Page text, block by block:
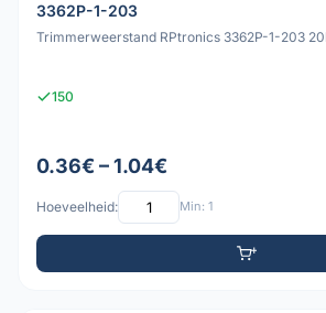
3362P-1-203
Trimmerweerstand RPtronics 3362P-1-203
150
0.36€ – 1.04€
Hoeveelheid: Min: 1